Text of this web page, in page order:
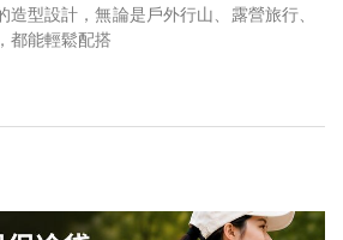
型設計，無論是戶外行山、露營旅行、
都能輕鬆配搭